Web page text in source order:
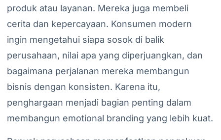
produk atau layanan. Mereka juga membeli
cerita dan kepercayaan. Konsumen modern
ingin mengetahui siapa sosok di balik
perusahaan, nilai apa yang diperjuangkan, dan
bagaimana perjalanan mereka membangun
bisnis dengan konsisten. Karena itu,
penghargaan menjadi bagian penting dalam
membangun emotional branding yang lebih kuat.